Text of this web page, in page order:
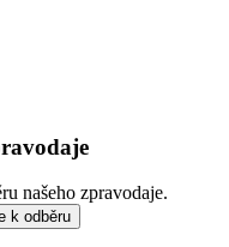
našeho zpravodaje.
k odběru